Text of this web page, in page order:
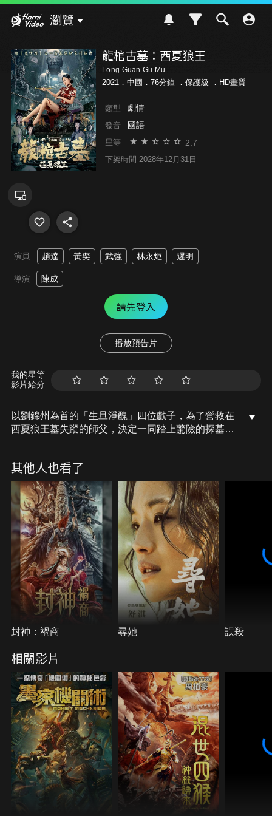
瀏覽
龍棺古墓：西夏狼王
Long Guan Gu Mu
2021．中國．76分鐘 ． 保護級 ．HD畫質
類型 劇情
發音 國語
星等 2.7
下架時間 2028年12月31日
演員 趙達 黃奕 武強 林永炬 遲明
導演 陳成
請先登入
播放預告片
我的星等
影片給分
以劉錦州為首的「生旦淨醜」四位戲子，為了營救在
西夏狼王墓失蹤的師父，決定一同踏上驚險的探墓之
其他人也看了
封神：禍商 尋她 誤殺
相關影片